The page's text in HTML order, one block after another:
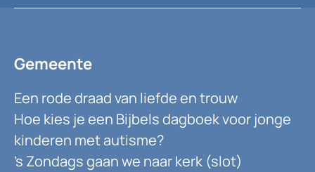
Gemeente
Een rode draad van liefde en trouw
Hoe kies je een Bijbels dagboek voor jonge
kinderen met autisme?
’s Zondags gaan we naar kerk (slot)